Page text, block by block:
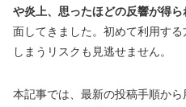
や炎上、思ったほどの反響が得ら
面してきました。初めて利用す
しまうリスクも見逃せません。
本記事では、最新の投稿手順か